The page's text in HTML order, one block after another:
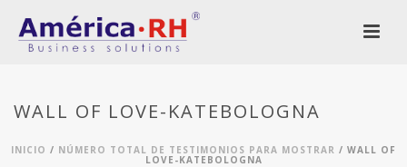
WALL OF LOVE-KATEBOLOGNA
INICIO / NÚMERO TOTAL DE TESTIMONIOS PARA MOSTRAR / WALL OF
LOVE-KATEBOLOGNA